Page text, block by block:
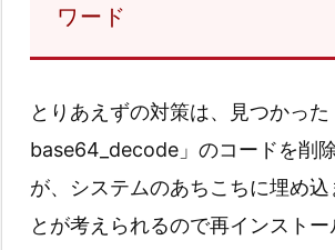
ワード
とりあえずの対策は、見つかった
base64_decode」のコードを削
が、システムのあちこちに埋め込
とが考えられるので再インスト